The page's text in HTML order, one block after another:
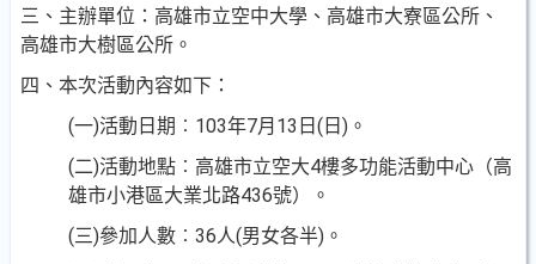
三、主辦單位：高雄市立空中大學、高雄市大寮區公所、
高雄市大樹區公所。
四、本次活動內容如下：
(一)活動日期︰103年7月13日(日)。
(二)活動地點︰高雄市立空大4樓多功能活動中心（高
雄市小港區大業北路436號）。
(三)參加人數︰36人(男女各半)。